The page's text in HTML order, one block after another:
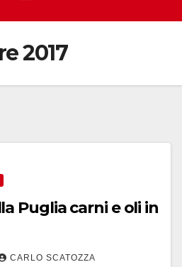
2017
Puglia carni e oli in
CARLO SCATOZZA